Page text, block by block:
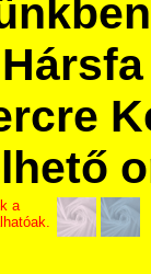
a